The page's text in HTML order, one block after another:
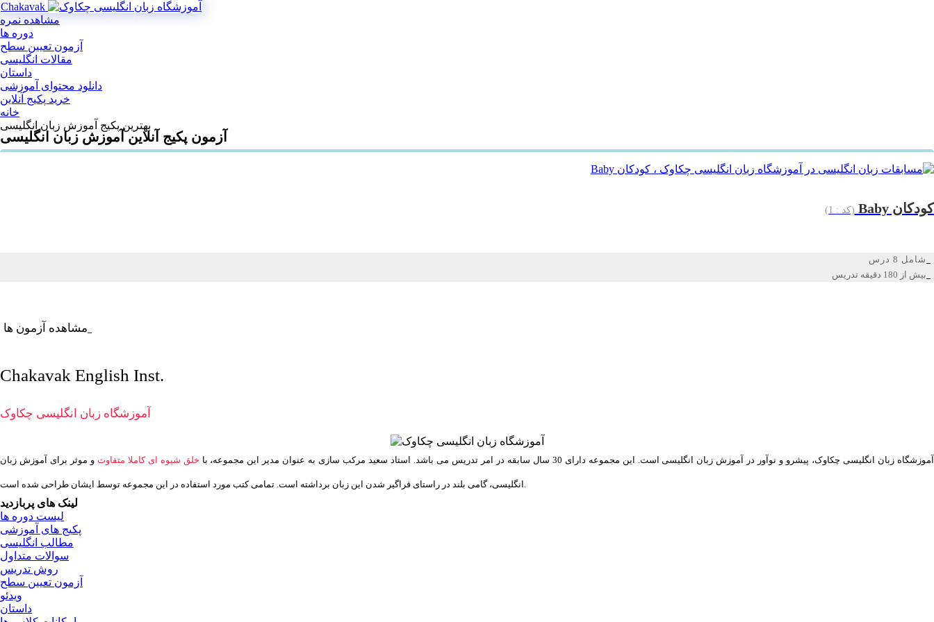
Chakavak
مشاهده نمره
دوره ها
آزمون تعیین سطح
مقالات انگلیسی
داستان
دانلود محتوای آموزشی
خرید پکیج آنلاین
خانه
بهترین پکیج آموزش زبان انگلیسی
آزمون پکیج آنلاین آموزش زبان انگلیسی
کودکان Baby (کد : 1)
شامل 8 درس
بیش از 180 دقیقه تدریس
مشاهده آزمون ها
Chakavak English Inst.
آموزشگاه زبان انگلیسی چکاوک
آموزشگاه زبان انگلیسی چکاوک، پیشرو و نوآور در آموزش زبان انگلیسی است. این مجموعه دارای 30 سال سابقه در امر تدریس می باشد. استاد سعید مرکب سازی به عنوان مدیر این مجموعه، با خلق شیوه ای کاملا متفاوتو موثر برای آموزش زبان
انگلیسی، گامی بلند در راستای فراگیر شدن این زبان برداشته است. تمامی کتب مورد استفاده در این مجموعه توسط ایشان طراحی شده است.
لینک های پربازدید
لیست دوره ها
پکیج های آموزشی
مطالب انگلیسی
سوالات متداول
روش تدریس
آزمون تعیین سطح
ویدئو
داستان